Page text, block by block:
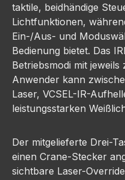
taktile, beidhändige
Lichtfunktionen,
Ein-/Aus- und
Bedienung bietet. Das
Betriebsmodi mit
Anwender kann
Laser, VCSEL-IR-
leistungsstarken
Der mitgelieferte Drei-
einen Crane-Stecker
sichtbare Laser-